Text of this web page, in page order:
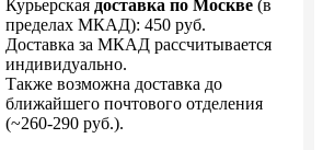
Курьерская доставка по Москве (в
пределах МКАД): 450 руб.
Доставка за МКАД рассчитывается
индивидуально.
Также возможна доставка до
ближайшего почтового отделения
(~260-290 руб.).